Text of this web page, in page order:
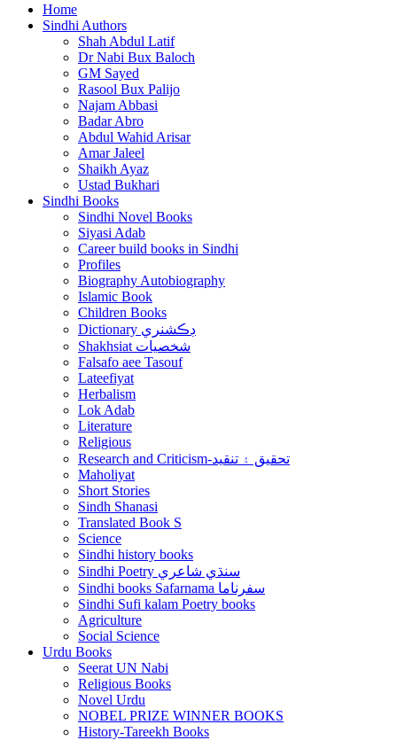
Home
Sindhi Authors
Shah Abdul Latif
Dr Nabi Bux Baloch
GM Sayed
Rasool Bux Palijo
Najam Abbasi
Badar Abro
Abdul Wahid Arisar
Amar Jaleel
Shaikh Ayaz
Ustad Bukhari
Sindhi Books
Sindhi Novel Books
Siyasi Adab
Career build books in Sindhi
Profiles
Biography Autobiography
Islamic Book
Children Books
Dictionary ڊڪشنري
Shakhsiat شخصيات
Falsafo aee Tasouf
Lateefiyat
Herbalism
Lok Adab
Literature
Religious
Research and Criticism-تحقيق ۽ تنقيد
Maholiyat
Short Stories
Sindh Shanasi
Translated Book S
Science
Sindhi history books
Sindhi Poetry سنڌي شاعري
Sindhi books Safarnama سفرناما
Sindhi Sufi kalam Poetry books
Agriculture
Social Science
Urdu Books
Seerat UN Nabi
Religious Books
Novel Urdu
NOBEL PRIZE WINNER BOOKS
History-Tareekh Books